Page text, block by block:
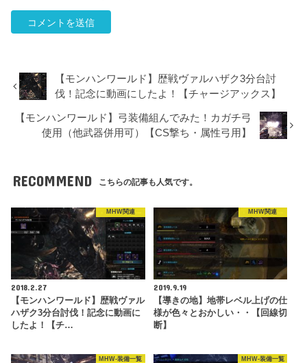
【モンハンワールド】歴戦ヴァルハザク3分台討
伐！記念に動画にしたよ！【チャージアックス】
【モンハンワールド】弓装備組んでみた！カガチ弓
使用（他武器併用可）【CS撃ち・属性弓用】
RECOMMEND こちらの記事も人気です。
MHW関連
2018.2.27
【モンハンワールド】歴戦ヴァル
ハザク3分台討伐！記念に動画に
したよ！【チ…
MHW関連
2019.9.19
【導きの地】地帯レベル上げの仕
様が色々とおかしい・・【回線切
断】
MHW-装備一覧 MHW-装備一覧